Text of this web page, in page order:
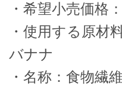
・希望小売価格
・使用する原材
バナナ
・名称：食物繊